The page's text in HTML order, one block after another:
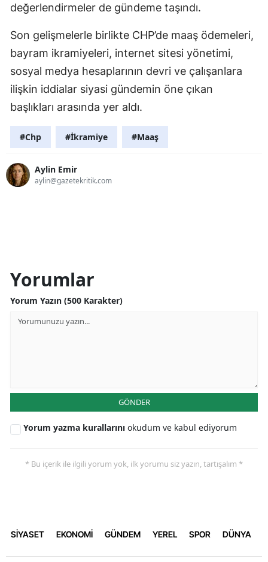
değerlendirmeler de gündeme taşındı.
Son gelişmelerle birlikte CHP’de maaş ödemeleri,
bayram ikramiyeleri, internet sitesi yönetimi,
sosyal medya hesaplarının devri ve çalışanlara
ilişkin iddialar siyasi gündemin öne çıkan
başlıkları arasında yer aldı.
#Chp #İkramiye #Maaş
Aylin Emir
aylin@gazetekritik.com
Yorumlar
Yorum Yazın (500 Karakter)
GÖNDER
Yorum yazma kurallarını okudum ve kabul ediyorum
* Bu içerik ile ilgili yorum yok, ilk yorumu siz yazın, tartışalım *
SİYASET EKONOMİ GÜNDEM YEREL SPOR DÜNYA